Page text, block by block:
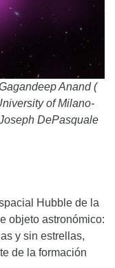
Anand (
of Milano-
DePasquale
Hubble de la
objeto astronómico:
y sin estrellas,
de la formación